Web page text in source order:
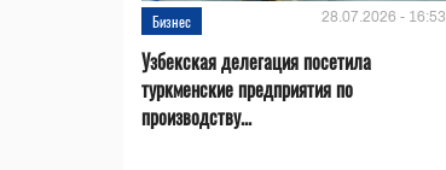
Бизнес 28.07.2026 - 16:53
Узбекская делегация посетила
туркменские предприятия по
производству...